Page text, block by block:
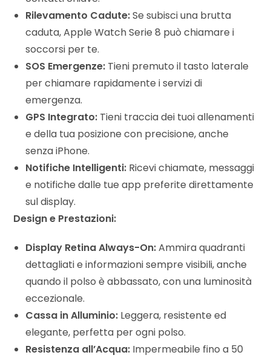
Rilevamento Cadute:Se subisci una brutta
caduta, Apple Watch Serie 8 può chiamare i
soccorsi per te.
SOS Emergenze: Tieni premuto il tasto laterale
per chiamare rapidamente i servizi di
emergenza.
GPS Integrato: Tieni traccia dei tuoi allenamenti
e della tua posizione con precisione, anche
senza iPhone.
Notifiche Intelligenti: Ricevi chiamate, messaggi
e notifiche dalle tue app preferite direttamente
sul display.
Design e Prestazioni:
Display Retina Always-On:Ammira quadranti
dettagliati e informazioni sempre visibili, anche
quando il polso è abbassato, con una luminosità
eccezionale.
Cassa in Alluminio: Leggera, resistente ed
elegante, perfetta per ogni polso.
Resistenza all’Acqua: Impermeabile fino a 50